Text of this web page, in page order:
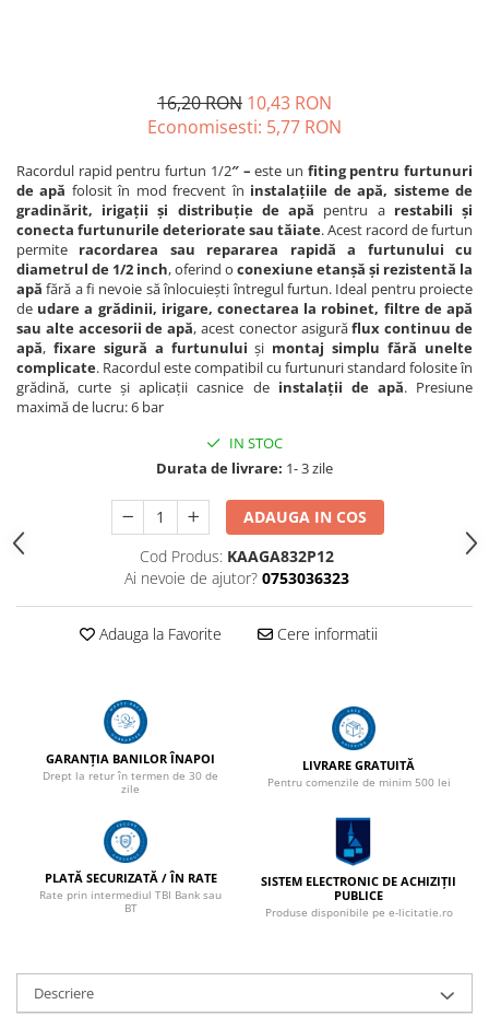
16,20 RON 10,43 RON
Economisesti: 5,77 RON
Racordul rapid pentru furtun 1/2″ –este un fiting pentru furtunuri
de apă folosit în mod frecvent în instalațiile de apă, sisteme de
gradinărit, irigații și distribuție de apă pentru a restabili și
conecta furtunurile deteriorate sau tăiate. Acest racord de furtun
permite racordarea sau
repararea rapidă a furtunului cu
diametrul de 1/2 inch, oferind o conexiune etanșă și rezistentă la
apă fără a fi nevoie să înlocuiești întregul furtun. Ideal pentru proiecte
de udare a grădinii, irigare, conectarea la robinet, filtre de apă
sau alte accesorii de apă, acest conector asigurăflux continuu de
apă, fixare sigură a furtunului și montaj simplu fără unelte
complicate. Racordul este compatibil cu furtunuri standard folosite în
grădină, curte și aplicații casnice de instalații de apă. Presiune
maximă de lucru: 6 bar
IN STOC
Durata de livrare: 1- 3 zile
ADAUGA IN COS
Cod Produs: KAAGA832P12
Ai nevoie de ajutor? 0753036323
Adauga la Favorite Cere informatii
GARANȚIA BANILOR ÎNAPOI
Drept la retur în termen de 30 de
zile
LIVRARE GRATUITĂ
Pentru comenzile de minim 500 lei
PLATĂ SECURIZATĂ / ÎN RATE
Rate prin intermediul TBI Bank sau
BT
SISTEM ELECTRONIC DE ACHIZIȚII
PUBLICE
Produse disponibile pe e-licitatie.ro
Descriere